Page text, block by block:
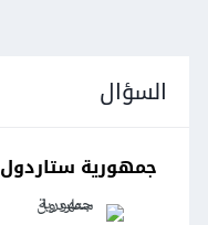
السؤال
جمهورية ستاردول